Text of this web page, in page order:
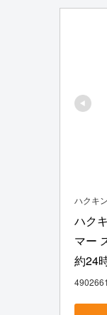
ハクキ
ハク
マー
約24